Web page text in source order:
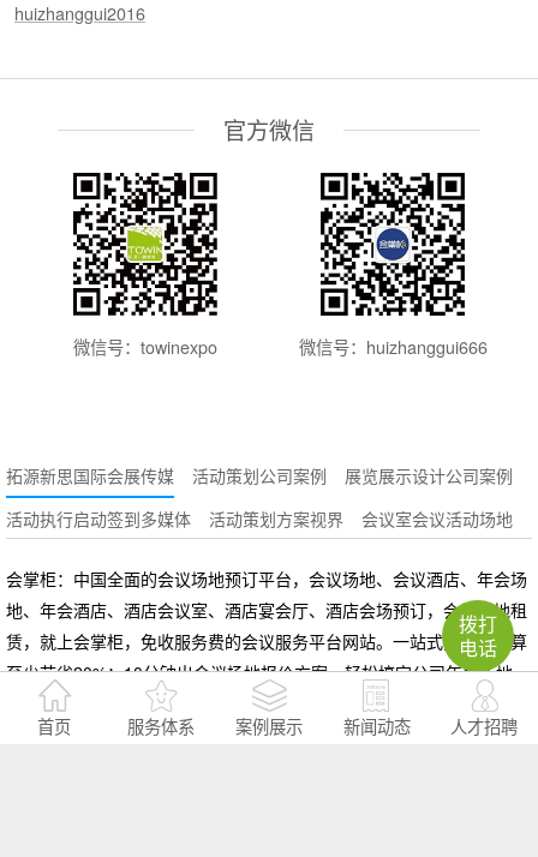
huizhanggui2016
官方微信
微信号：towinexpo 微信号：huizhanggui666
拓源新思国际会展传媒 活动策划公司案例
展览展示设计公司案例
活动执行启动签到多媒体
活动策划方案视界 会议室会议活动场地
会掌柜：中国全面的会议场地预订平台，会议场地、会议酒店、年会场
地、年会酒店、酒店会议室、酒店宴会厅、酒店会场预订，会议场地租
赁，就上会掌柜，免收服务费的会议服务平台网站。一站式办会，预算
至少节省20%；10分钟出会议场地报价方案，轻松搞定公司年会场地、
培训会场地、发布会场地、研讨会场地、招商会场地、答谢会场地、经
销商会议场地、工作总结会场地、沙龙/休闲会议场地。会掌柜是广州炫
首页 服务体系 案例展示 新闻动态 人才招聘
拨打
电话